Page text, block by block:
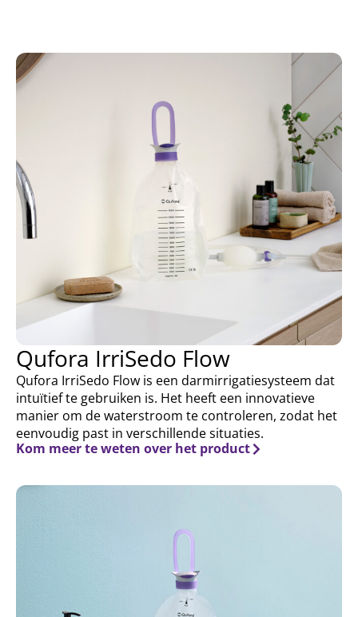
Qufora IrriSedo Flow
Qufora IrriSedo Flow is een darmirrigatiesysteem dat
intuïtief te gebruiken is. Het heeft een innovatieve
manier om de waterstroom te controleren, zodat het
eenvoudig past in verschillende situaties.
Kom meer te weten over het product